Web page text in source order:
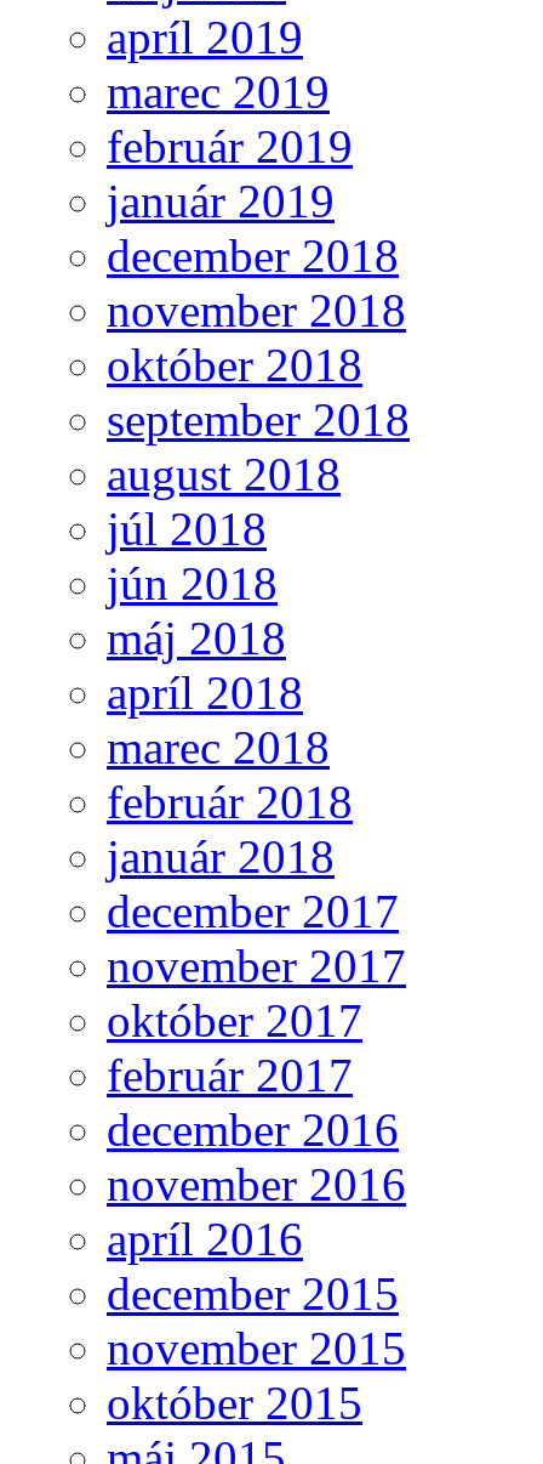
apríl 2019
marec 2019
február 2019
január 2019
december 2018
november 2018
október 2018
september 2018
august 2018
júl 2018
jún 2018
máj 2018
apríl 2018
marec 2018
február 2018
január 2018
december 2017
november 2017
október 2017
február 2017
december 2016
november 2016
apríl 2016
december 2015
november 2015
október 2015